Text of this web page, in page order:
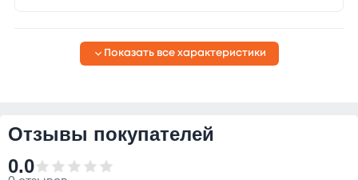
Показать все характеристики
Отзывы покупателей
0.0